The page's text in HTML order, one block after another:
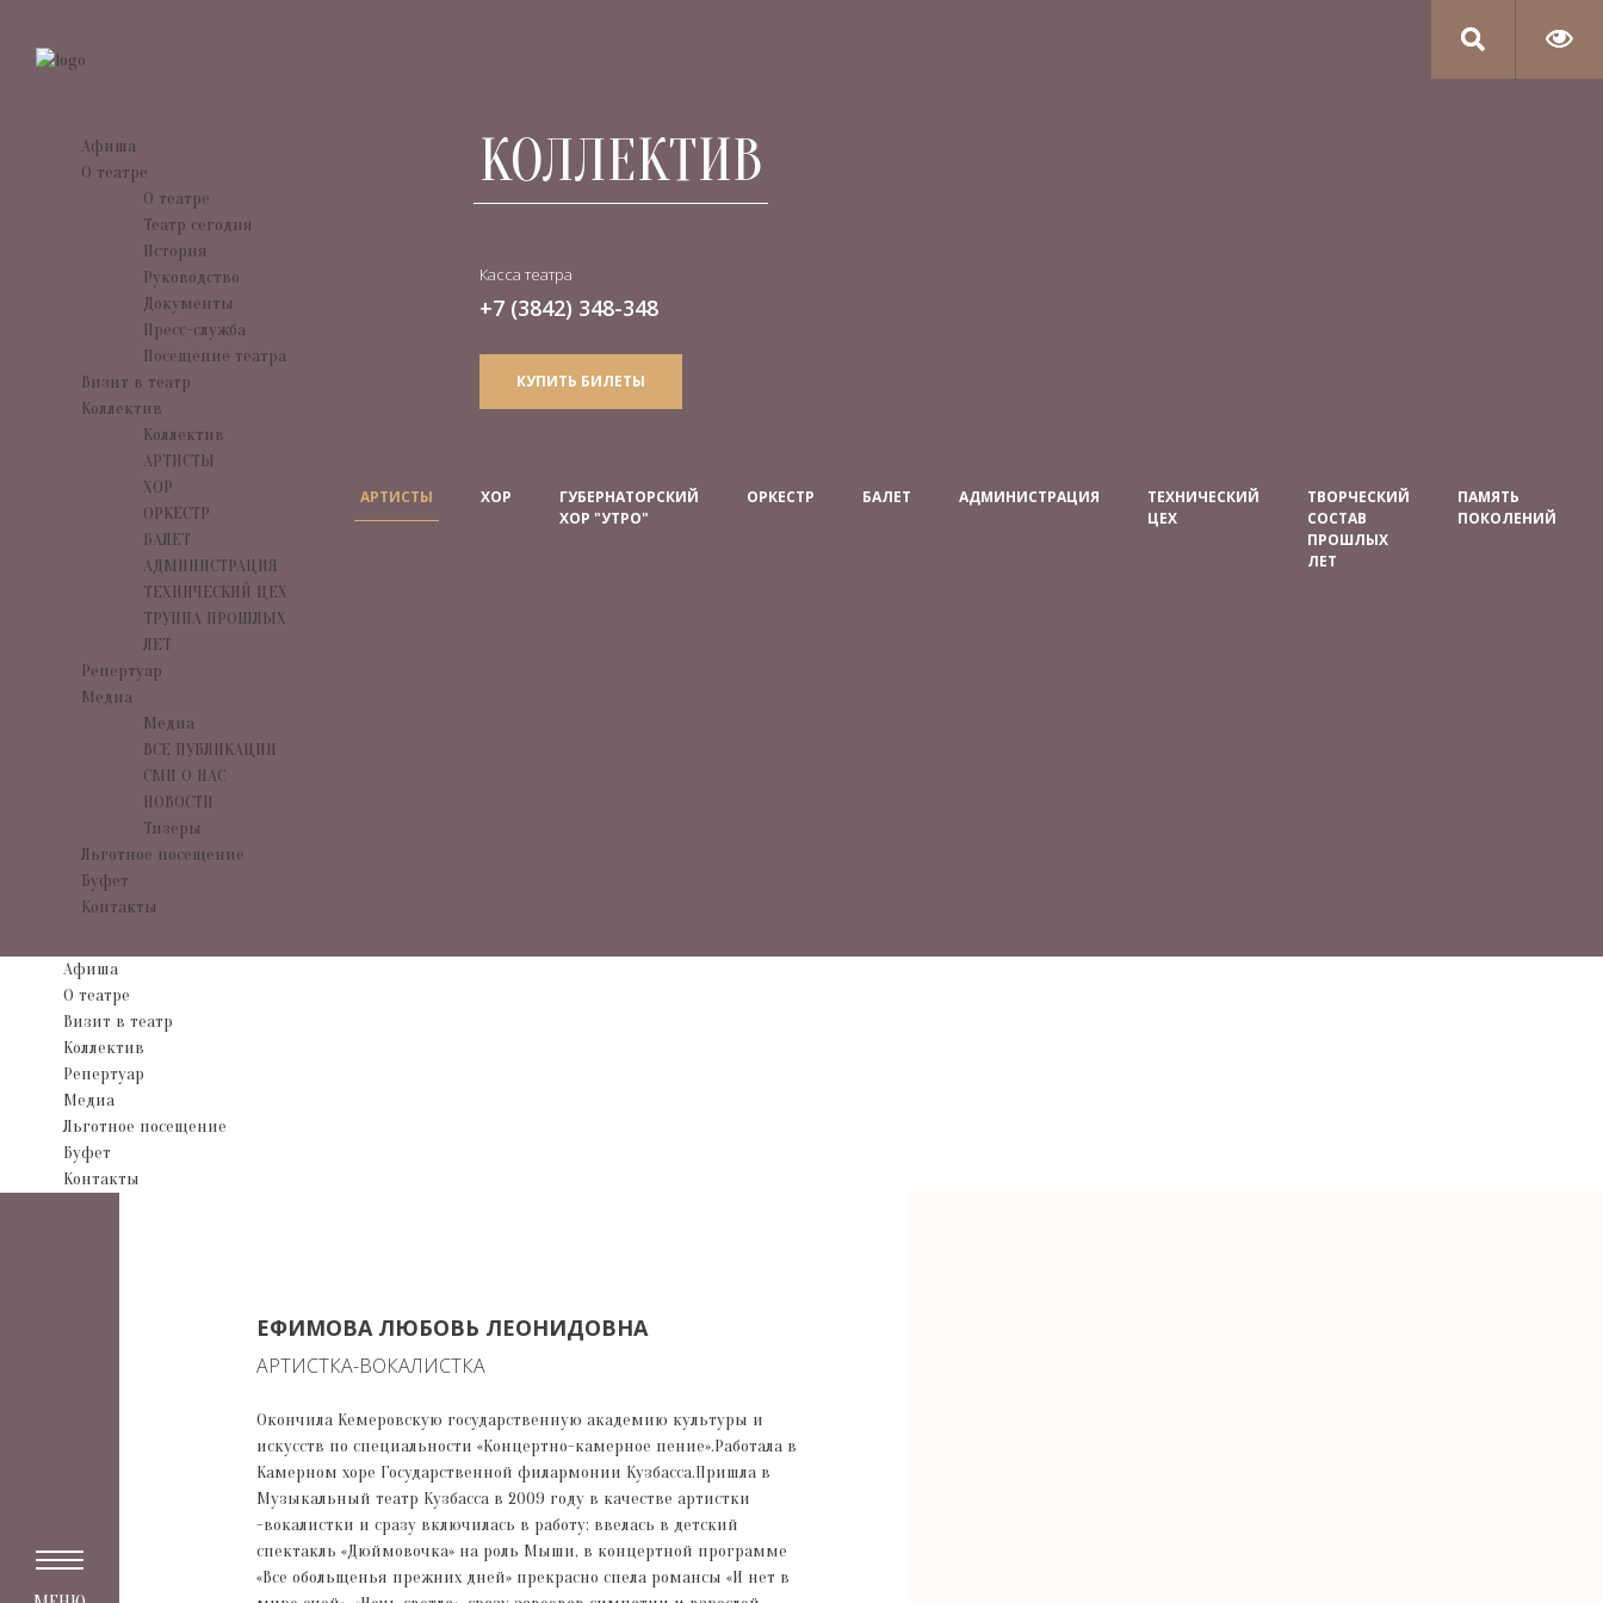
Афиша
О театре
О театре
Театр сегодня
История
Руководство
Документы
Пресс-служба
Посещение театра
Визит в театр
Коллектив
Коллектив
АРТИСТЫ
ХОР
ОРКЕСТР
БАЛЕТ
АДМИНИСТРАЦИЯ
ТЕХНИЧЕСКИЙ ЦЕХ
ТРУППА ПРОШЛЫХ
ЛЕТ
Репертуар
Медиа
Медиа
ВСЕ ПУБЛИКАЦИИ
СМИ О НАС
НОВОСТИ
Тизеры
Льготное посещение
Буфет
Контакты
КОЛЛЕКТИВ
Касса театра
+7 (3842) 348-348
КУПИТЬ БИЛЕТЫ
АРТИСТЫ ХОР
ГУБЕРНАТОРСКИЙ
ХОР "УТРО"
ОРКЕСТР БАЛЕТ АДМИНИСТРАЦИЯ
ТЕХНИЧЕСКИЙ
ЦЕХ
ТВОРЧЕСКИЙ
СОСТАВ
ПРОШЛЫХ
ЛЕТ
ПАМЯТЬ
ПОКОЛЕНИЙ
Афиша
О театре
Визит в театр
Коллектив
Репертуар
Медиа
Льготное посещение
Буфет
Контакты
ЕФИМОВА ЛЮБОВЬ ЛЕОНИДОВНА
АРТИСТКА-ВОКАЛИСТКА
Окончила Кемеровскую государственную академию культуры и
искусств по специальности «Концертно-камерное пение».Работала в
Камерном хоре Государственной филармонии Кузбасса.Пришла в
Музыкальный театр Кузбасса в 2009 году в качестве артистки
-вокалистки и сразу включилась в работу: ввелась в детский
спектакль «Дюймовочка» на роль Мыши, в концертной программе
«Все обольщенья прежних дней» прекрасно спела романсы «И нет в